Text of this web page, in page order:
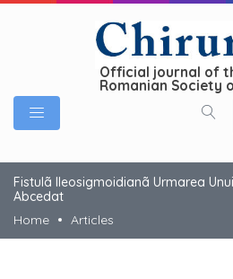
Official journal of
Romanian Society
Fistulã Ileosigmoidianã Urmarea
Abcedat
Home
Articles